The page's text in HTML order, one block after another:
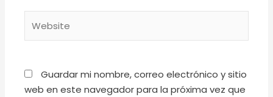
Guardar mi nombre, correo electrónico y sitio
web en este navegador para la próxima vez que